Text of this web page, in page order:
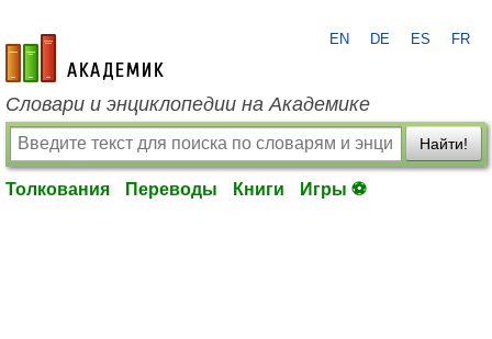
academic.ru
EN DE ES FR
Словари и энциклопедии на Академике
Найти!
Толкования Переводы Книги Игры ⚽